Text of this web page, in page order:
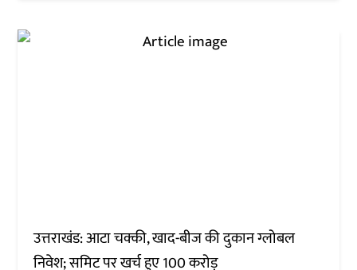
उत्तराखंड: आटा चक्की, खाद-बीज की दुकान ग्लोबल
निवेश; समिट पर खर्च हुए 100 करोड़